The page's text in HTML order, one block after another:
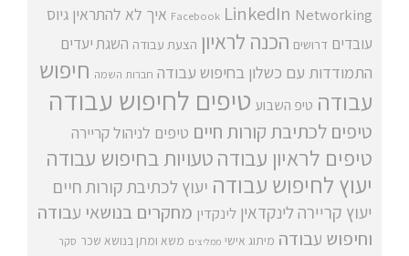
Facebook LinkedIn Networking איך לא להתראין גיוס
עובדים דרושים הכנה לראיון הצעת עבודה השגת יעדים
התמודדות עם כשלון בחיפוש עבודה חברות השמה חיפוש
עבודה טיפ השבוע טיפים לחיפוש עבודה
טיפים לכתיבת קורות חיים טיפים לניהול קריירה
טיפים לראיון עבודהטעויות בחיפוש עבודה
יעוץ לחיפוש עבודה יעוץ לכתיבת קורות חיים
יעוץ קריירה לינקדאין לינקדין מחקרים בנושאי עבודה
וחיפוש עבודה מיתוג אישי ממליצים משא ומתן בנושא שכר סקר